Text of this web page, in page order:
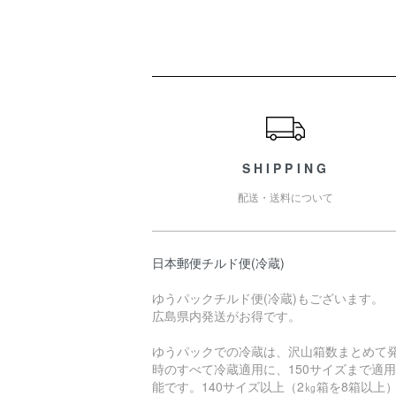
SHIPPING
配送・送料について
日本郵便チルド便(冷蔵)
ゆうパックチルド便(冷蔵)もございます。
広島県内発送がお得です。
ゆうパックでの冷蔵は、沢山箱数まとめて
時のすべて冷蔵適用に、150サイズまで適
能です。140サイズ以上（2㎏箱を8箱以上